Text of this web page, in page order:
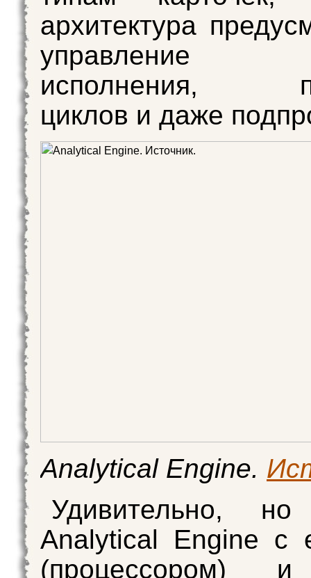
архитектура
управление
исполнения,
циклов и даже
Analytical Engine.
Удивительно, но
Analytical Engine с
(процессором)